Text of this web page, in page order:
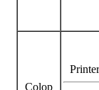
Colop